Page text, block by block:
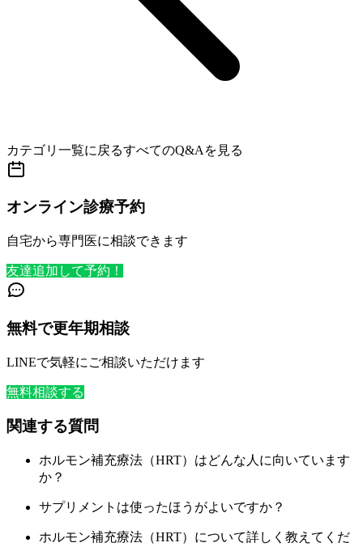
カテゴリ一覧に戻るすべてのQ&Aを見る
オンライン診療予約
自宅から専門医に相談できます
友達追加して予約！
無料で更年期相談
LINEで気軽にご相談いただけます
無料相談する
関連する質問
ホルモン補充療法（HRT）はどんな人に向いています
か？
サプリメントは使ったほうがよいですか？
ホルモン補充療法（HRT）について詳しく教えてくだ